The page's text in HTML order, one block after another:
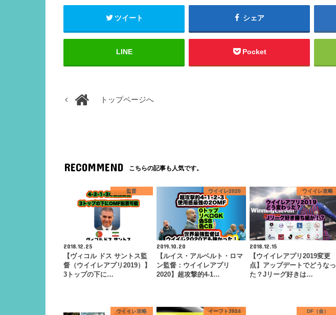
ツイート シェア
LINE Pocket
トップページへ
RECOMMEND こちらの記事も人気です。
監督
2018.12.25
【ヴィコル ドス サントス監
督（ウイイレアプリ2019）】
3トップの下に…
ウイイレ2020
2019.10.20
【ルイス・アルベルト・ロマ
ン監督：ウイイレアプリ
2020】超攻撃的4-1…
ウイイレ攻略
2018.12.15
【ウイイレアプリ2019変更
点】アップデートでどうなっ
た？Jリーグ好きは…
ウイイレ攻略 イーフト2024 DF（金）